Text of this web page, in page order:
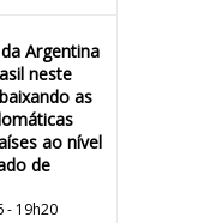
Argentina
neste
as
ao nível
de
- 19h20